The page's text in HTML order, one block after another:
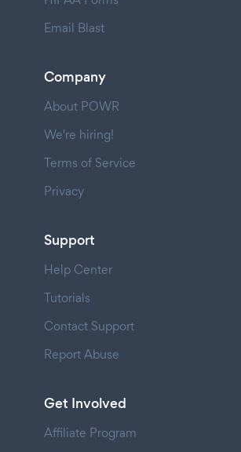
Email Blast
Company
About POWR
We're hiring!
Terms of Service
Privacy
Support
Help Center
Tutorials
Contact Support
Report Abuse
Get Involved
Affiliate Program